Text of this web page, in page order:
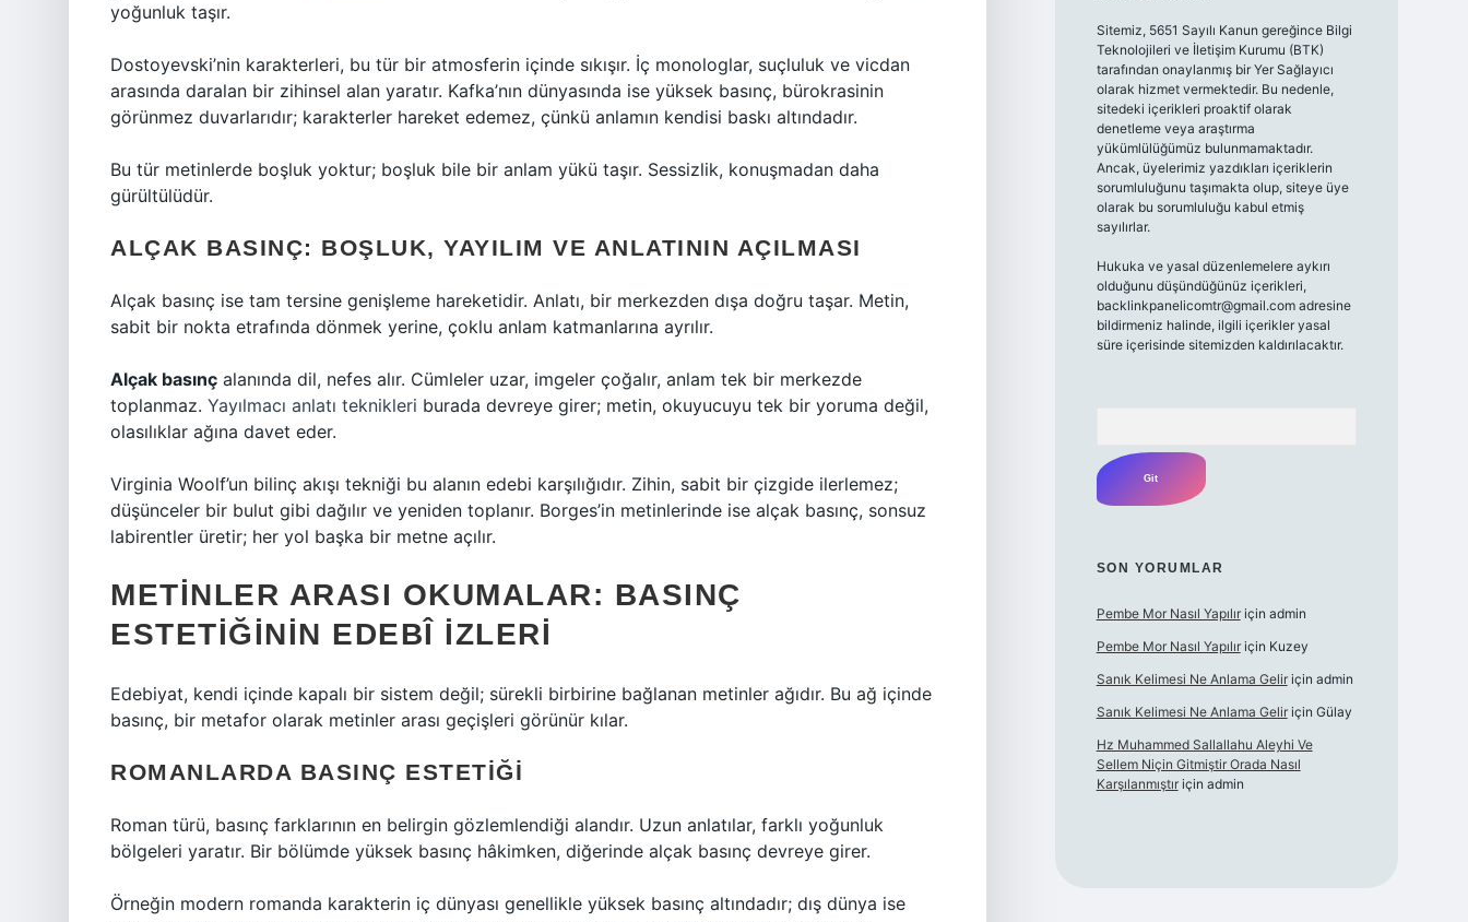
yoğunluk taşır.
Dostoyevski’nin karakterleri, bu tür bir atmosferin içinde sıkışır. İç monologlar, suçluluk ve vicdan
arasında daralan bir zihinsel alan yaratır. Kafka’nın dünyasında ise yüksek basınç, bürokrasinin
görünmez duvarlarıdır; karakterler hareket edemez, çünkü anlamın kendisi baskı altındadır.
Bu tür metinlerde boşluk yoktur; boşluk bile bir anlam yükü taşır. Sessizlik, konuşmadan daha
gürültülüdür.
ALÇAK BASINÇ: BOŞLUK, YAYILIM VE ANLATININ AÇILMASI
Alçak basınç ise tam tersine genişleme hareketidir. Anlatı, bir merkezden dışa doğru taşar. Metin,
sabit bir nokta etrafında dönmek yerine, çoklu anlam katmanlarına ayrılır.
Alçak basınç alanında dil, nefes alır. Cümleler uzar, imgeler çoğalır, anlam tek bir merkezde
toplanmaz. Yayılmacı anlatı teknikleri burada devreye girer; metin, okuyucuyu tek bir yoruma değil,
olasılıklar ağına davet eder.
Virginia Woolf’un bilinç akışı tekniği bu alanın edebi karşılığıdır. Zihin, sabit bir çizgide ilerlemez;
düşünceler bir bulut gibi dağılır ve yeniden toplanır. Borges’in metinlerinde ise alçak basınç, sonsuz
labirentler üretir; her yol başka bir metne açılır.
METINLER ARASI OKUMALAR: BASINÇ
ESTETIĞININ EDEBÎ İZLERI
Edebiyat, kendi içinde kapalı bir sistem değil; sürekli birbirine bağlanan metinler ağıdır. Bu ağ içinde
basınç, bir metafor olarak metinler arası geçişleri görünür kılar.
ROMANLARDA BASINÇ ESTETIĞI
Roman türü, basınç farklarının en belirgin gözlemlendiği alandır. Uzun anlatılar, farklı yoğunluk
bölgeleri yaratır. Bir bölümde yüksek basınç hâkimken, diğerinde alçak basınç devreye girer.
Örneğin modern romanda karakterin iç dünyası genellikle yüksek basınç altındadır; dış dünya ise
Sitemiz, 5651 Sayılı Kanun gereğince Bilgi
Teknolojileri ve İletişim Kurumu (BTK)
tarafından onaylanmış bir Yer Sağlayıcı
olarak hizmet vermektedir. Bu nedenle,
sitedeki içerikleri proaktif olarak
denetleme veya araştırma
yükümlülüğümüz bulunmamaktadır.
Ancak, üyelerimiz yazdıkları içeriklerin
sorumluluğunu taşımakta olup, siteye üye
olarak bu sorumluluğu kabul etmiş
sayılırlar.
Hukuka ve yasal düzenlemelere aykırı
olduğunu düşündüğünüz içerikleri,
backlinkpanelicomtr@gmail.comadresine
bildirmeniz halinde, ilgili içerikler yasal
süre içerisinde sitemizden kaldırılacaktır.
SON YORUMLAR
Pembe Mor Nasıl Yapılıriçin admin
Pembe Mor Nasıl Yapılıriçin Kuzey
Sanık Kelimesi Ne Anlama Geliriçin admin
Sanık Kelimesi Ne Anlama Geliriçin Gülay
Hz Muhammed Sallallahu Aleyhi Ve
Sellem Niçin Gitmiştir Orada Nasıl
Karşılanmıştıriçin admin